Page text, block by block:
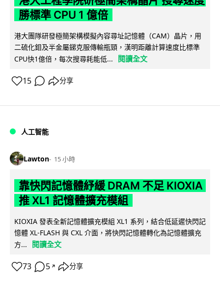
勝標準 CPU 1 億倍
港大團隊研發極簡架構模擬內容尋址記憶體（CAM）晶片，用
二硫化鉬及半金屬銻克服傳輸瓶頸，漢明距離計算速度比標準
CPU快1億倍，每次搜尋耗能低...
閱讀全文
15 分享
人工智能
Lawton 15 小時
靠快閃記憶體紓緩 DRAM 不足 KIOXIA
推 XL1 記憶體擴充模組
KIOXIA 發表全新記憶體擴充模組 XL1 系列，結合低延遲快閃記
憶體 XL-FLASH 與 CXL 介面，將快閃記憶體轉化為記憶體擴充
方...
閱讀全文
73 5 ↗ 分享